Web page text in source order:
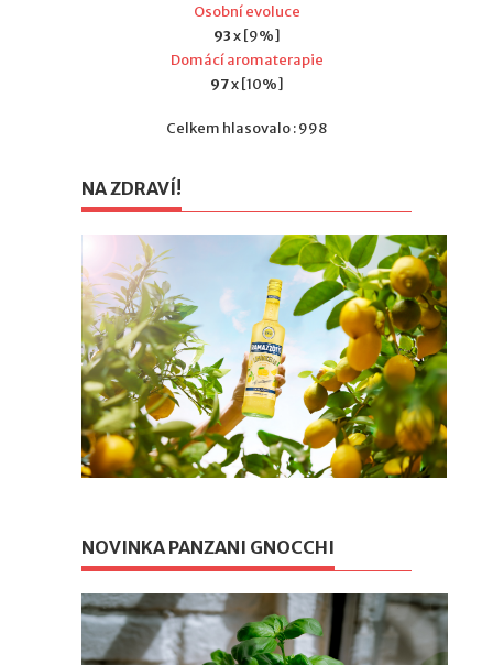
Osobní evoluce
93x [9%]
Domácí aromaterapie
97x [10%]
Celkem hlasovalo : 998
NA ZDRAVÍ!
NOVINKA PANZANI GNOCCHI